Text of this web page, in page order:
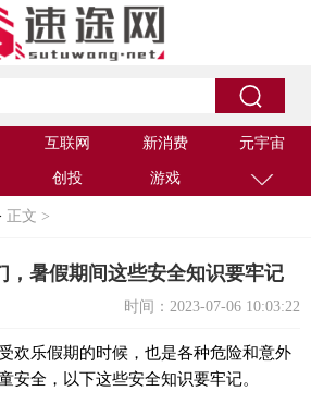
互联网 新消费 元宇宙
创投 游戏
正文 >
，暑假期间这些安全知识要牢记
时间：2023-07-06 10:03:22
欢乐假期的时候，也是各种危险和意外
安全，以下这些安全知识要牢记。